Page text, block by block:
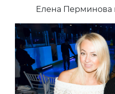
Елена Перминова